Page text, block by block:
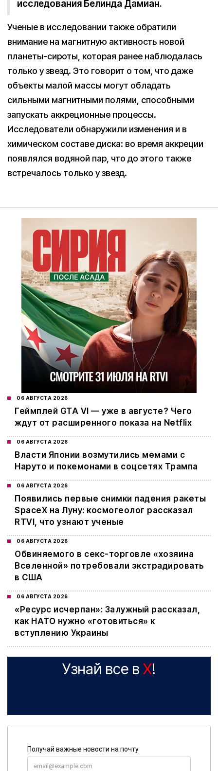
исследования Белинда Дамиан.
Ученые в исследовании также обратили
внимание на магнитную активность новой
планеты-сироты, которая ранее наблюдалась
только у звезд. Это говорит о том, что даже
объекты малой массы могут обладать
сильными магнитными полями, способными
запускать аккреционные процессы.
Исследователи обнаружили изменения и в
химическом составе диска: во время аккреции
появлялся водяной пар, что до этого также
встречалось только у звезд.
06 АВГУСТА 2026
Геймплей GTA VI — уже в августе? Чего
ждут от расширенного показа на Netflix
06 АВГУСТА 2026
Власти Японии возмутились мемами с
Наруто и покемонами в соцсетях Трампа
06 АВГУСТА 2026
Появились первые снимки падения ракеты
SpaceX на Луну: космогеолог рассказал
RTVI, что узнают ученые
06 АВГУСТА 2026
Обвиняемого в секс-торговле «хозяина
Вселенной» потребовали экстрадировать
в США
06 АВГУСТА 2026
«Ресурс исчерпан»: Залужный рассказал,
как НАТО нужно «готовиться» к
вступлению Украины
Узнай все в X!